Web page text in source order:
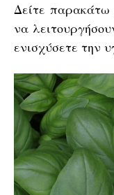
Δείτε παρακάτω
να
ενισχύσετε την